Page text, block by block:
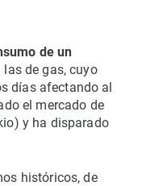
de un
de gas, cuyo
días afectando al
el mercado de
y ha disparado
históricos, de